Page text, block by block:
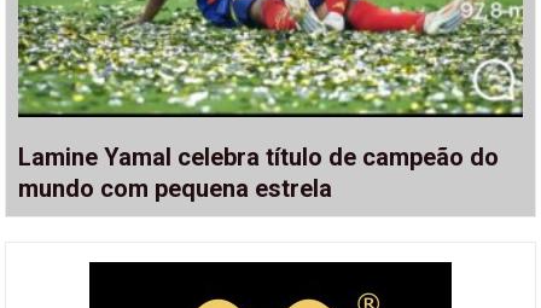
Lamine Yamal celebra título de campeão do
mundo com pequena estrela